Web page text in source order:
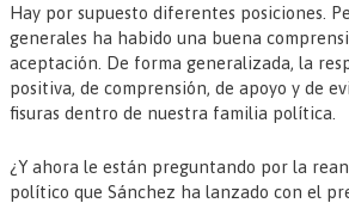
Hay por supuesto diferentes posiciones.
generales ha habido una buena
aceptación. De forma generalizada, la
positiva, de comprensión, de apoyo y de
fisuras dentro de nuestra familia política.
¿Y ahora le están preguntando por la
político que Sánchez ha lanzado con el